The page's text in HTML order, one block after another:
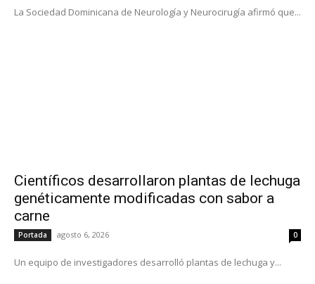
La Sociedad Dominicana de Neurología y Neurocirugía afirmó que...
Científicos desarrollaron plantas de lechuga
genéticamente modificadas con sabor a
carne
Portada agosto 6, 2026 0
Un equipo de investigadores desarrolló plantas de lechuga y...